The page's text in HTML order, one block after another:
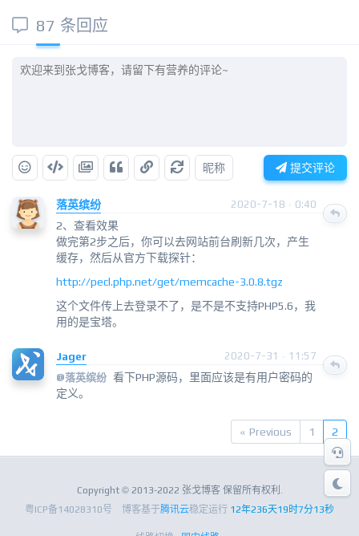
87 条回应
昵称 提交评论
落英缤纷 2020-7-18 · 0:40
2、查看效果
做完第2步之后，你可以去网站前台刷新几次，产生
缓存，然后从官方下载探针：
http://pecl.php.net/get/memcache-3.0.8.tgz
这个文件传上去登录不了，是不是不支持PHP5.6，我
用的是宝塔。
Jager
2020-7-31 · 11:57
@落英缤纷 看下PHP源码，里面应该是有用户密码的
定义。
« Previous 1 2
Copyright © 2013-2022 张戈博客 保留所有权利.
粤ICP备14028310号
博客基于腾讯云稳定运行 12年236天19时7分14秒